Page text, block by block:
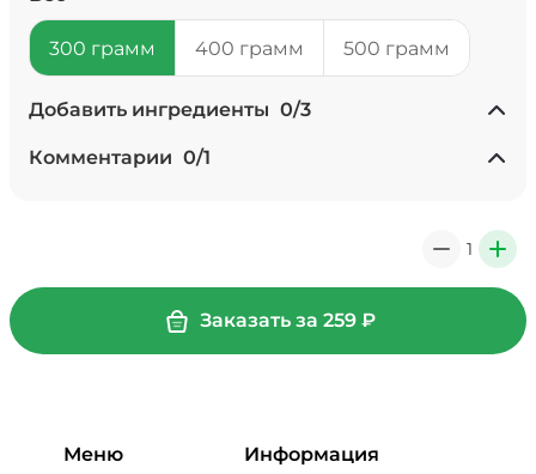
300 грамм 400 грамм 500 грамм
Добавить ингредиенты 0/3
+ Ананасы консервированные
(20 г)
+ Картофель фри (20 г)/ 20
+ Кетчуп (10 г)/10 г
Комментарии 0/1
1 +
Заказать за 259 ₽
Меню Информация